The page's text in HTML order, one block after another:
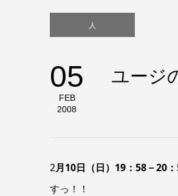
人
05
FEB
2008
ユージ
2月10日（日）19：58－20
すっ！！